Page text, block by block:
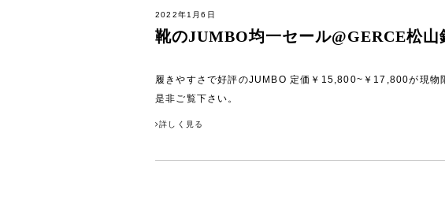
2022年1月6日
靴のJUMBO均一セール@GERCE松山
履きやすさで好評のJUMBO 定価￥15,800~￥17,800が現物
是非ご覧下さい。
詳しく見る